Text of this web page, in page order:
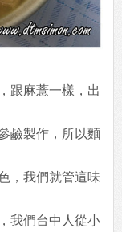
跟麻薏一樣，出
鹼製作，所以麵
，我們就管這味
我們台中人從小